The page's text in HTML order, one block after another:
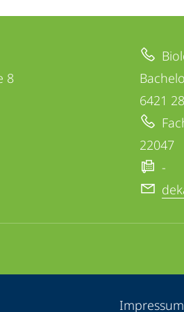
8
6421
22047
-
Impressum
ausklappen